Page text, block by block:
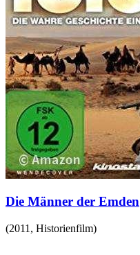
Die Männer der Emden
(2011 , Historienfilm)